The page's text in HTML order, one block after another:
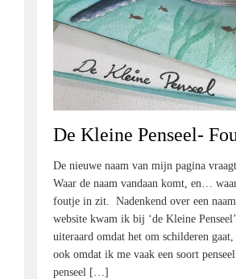
De Kleine Penseel-
De nieuwe naam van mijn pagina
Waar de naam vandaan komt, en…
foutje in zit. Nadenkend over een
website kwam ik bij ‘de Kleine
uiteraard omdat het om schilderen gaat,
ook omdat ik me vaak een soort
penseel […]